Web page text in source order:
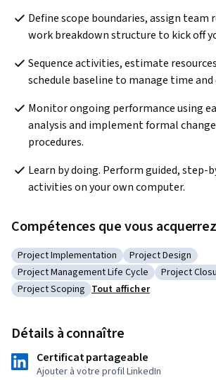
Define scope boundaries, assign team
work breakdown structure to kick off
Sequence activities, estimate
schedule baseline to manage time and
Monitor ongoing performance using
analysis and implement formal
procedures.
Learn by doing. Perform guided, step-
activities on your own computer.
Compétences que vous acquerrez
Catégorie : Project Implementation
Project Implementation Catégorie :
Project Design
Catégorie : Project Management Life
Project Management Life Cycle Catégorie
Project
Catégorie : Project Scoping
Project Scoping Tout afficher
Détails à connaître
Certificat partageable
Ajouter à votre profil LinkedIn